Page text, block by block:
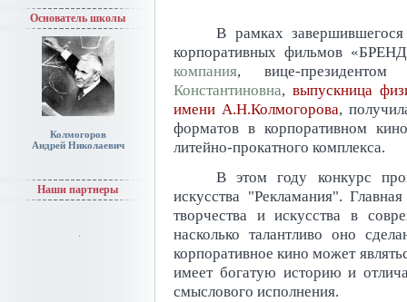
Основатель школы
Колмогоров
Андрей Николаевич
Наши партнеры
В рамках
корпоративных фильмов
компания, вице-
Константиновна, выпускница
имени А.Н.Колмогорова,
форматов в корпоративном
литейно-прокатного комплекса.
В этом году конкурс
искусства "Рекламания".
творчества и искусства в
насколько талантливо оно
корпоративное кино может
имеет богатую историю и
смыслового исполнения.